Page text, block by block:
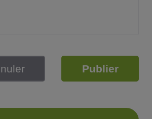
Publier